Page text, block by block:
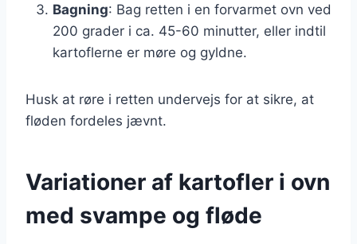
Bagning: Bag retten i en forvarmet ovn ved
200 grader i ca. 45-60 minutter, eller indtil
kartoflerne er møre og gyldne.
Husk at røre i retten undervejs for at sikre, at
fløden fordeles jævnt.
Variationer af kartofler i ovn
med svampe og fløde